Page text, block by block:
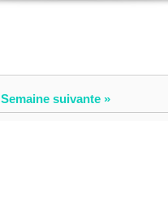
Semaine suivante